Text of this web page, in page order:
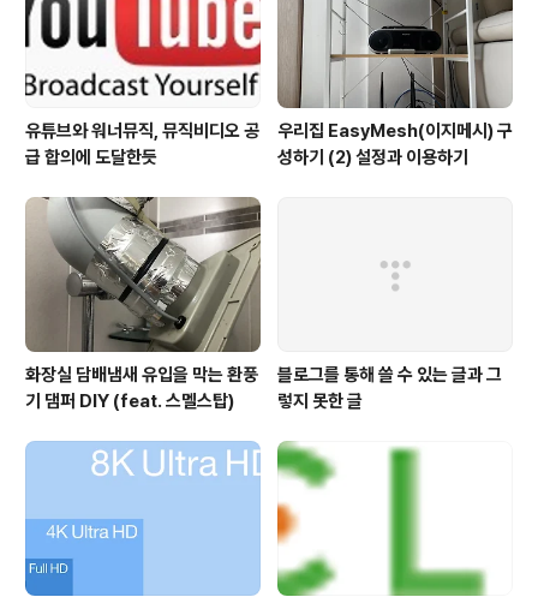
유튜브와 워너뮤직, 뮤직비디오 공
급 합의에 도달한듯
우리집 EasyMesh(이지메시) 구
성하기 (2) 설정과 이용하기
화장실 담배냄새 유입을 막는 환풍
기 댐퍼 DIY (feat. 스멜스탑)
블로그를 통해 쓸 수 있는 글과 그
렇지 못한 글